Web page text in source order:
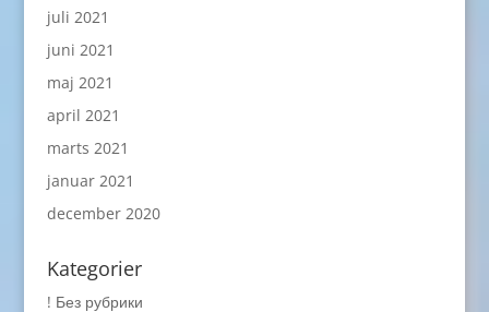
juli 2021
juni 2021
maj 2021
april 2021
marts 2021
januar 2021
december 2020
Kategorier
! Без рубрики